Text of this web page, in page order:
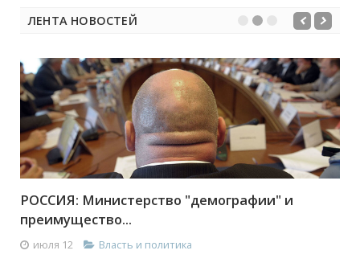
ЛЕНТА НОВОСТЕЙ
РОССИЯ: Министерство "демографии" и
преимущество...
июля 12 Власть и политика